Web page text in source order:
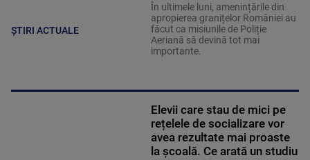
ȘTIRI ACTUALE
În ultimele luni, amenințările din
apropierea granițelor României au
făcut ca misiunile de Poliție
Aeriană să devină tot mai
importante.
Elevii care stau de mici pe
rețelele de socializare vor
avea rezultate mai proaste
la școală. Ce arată un studiu